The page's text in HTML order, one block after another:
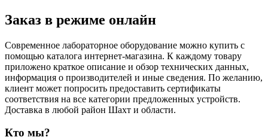
Заказ в режиме онлайн
Современное лабораторное оборудование можно купить с
помощью каталога интернет-магазина. К каждому товару
приложено краткое описание и обзор технических данных,
информация о производителей и иные сведения. По желанию,
клиент может попросить предоставить сертификаты
соответствия на все категории предложенных устройств.
Доставка в любой район Шахт и области.
Кто мы?